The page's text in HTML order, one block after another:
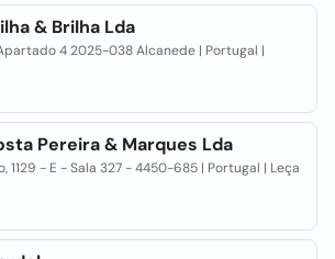
& Brilha Lda
4 2025-038 Alcanede | Portugal |
Pereira & Marques Lda
1129 - E - Sala 327 - 4450-685 | Portugal | Leça